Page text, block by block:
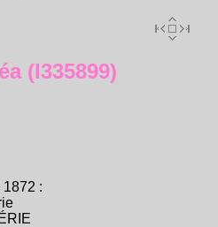
(I335899)
1872 :